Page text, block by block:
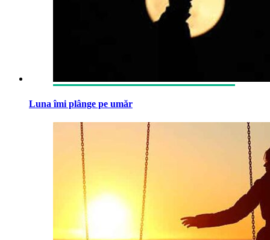
Luna îmi plânge pe umăr